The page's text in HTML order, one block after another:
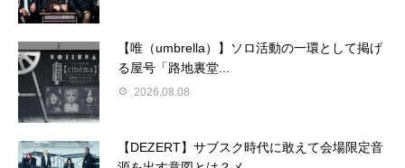
【唯（umbrella）】ソロ活動の一環として掲げ
る屋号「路地裏堂...
2026.08.08
【DEZERT】サブスク時代に敢えて会場限定音